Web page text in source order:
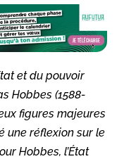
et du pouvoir
Hobbes (1588-
figures majeures
une réflexion sur le
Hobbes, l’État